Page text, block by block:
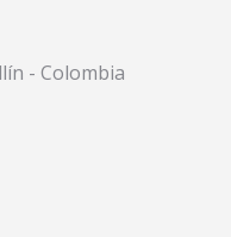
- Colombia